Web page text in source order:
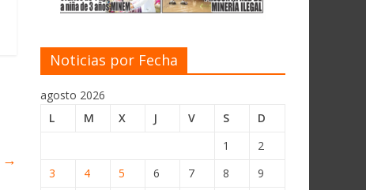
→
Noticias por Fecha
agosto 2026
L
M X J V S
D
1
2
3
4 5 6 7 8
9